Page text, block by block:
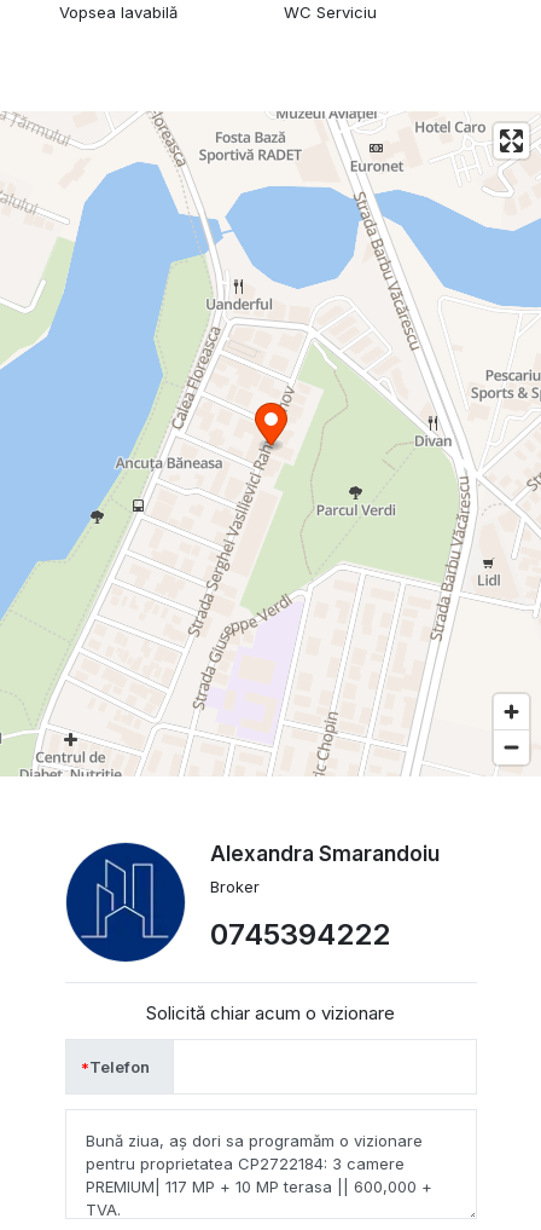
Vopsea lavabilă WC Serviciu
Alexandra Smarandoiu
Broker
0745394222
Solicită chiar acum o vizionare
Telefon